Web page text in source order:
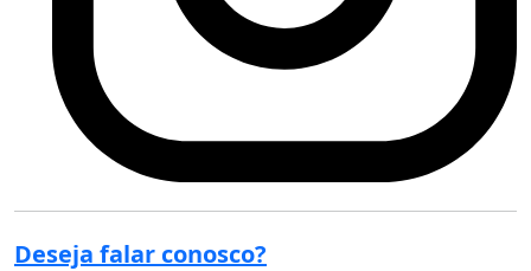
Deseja falar conosco?